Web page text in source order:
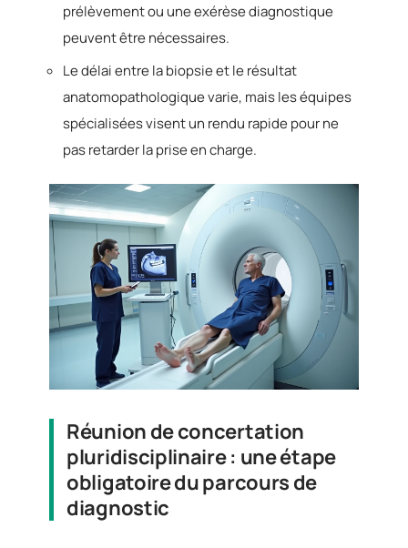
prélèvement ou une exérèse diagnostique
peuvent être nécessaires.
Le délai entre la biopsie et le résultat
anatomopathologique varie, mais les équipes
spécialisées visent un rendu rapide pour ne
pas retarder la prise en charge.
Réunion de concertation
pluridisciplinaire : une étape
obligatoire du parcours de
diagnostic